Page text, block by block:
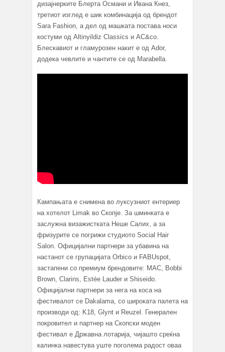
дизајнерките Блерта Османи и Ивана Кнез,
третиот изглед е шик комбинација од брендот
Sara Fashion, а дел од машката постава носи
костуми од Altinyildiz Classics и AC&co.
Блескавиот и гламурозен накит е од Ador,
додека чевлите и чантите се од Marabella.
Кампањата е снимена во луксузниот ентериер
на хотелот Limak во Скопје. За шминката е
заслужна визажистката Неше Салих, а за
фризурите се погрижи студиото Social Hair
Salon. Официјални партнери за убавина на
настанот се групацијата Orbico и FABUspot,
застапени со премиум брендовите: MAC, Bоbbi
Brown, Clarins, Estée Lauder и Shiseido.
Официјални партнери за нега на коса на
фестивалот се Dakalama, со широката палета на
производи од: K18, Glynt и Reuzel. Генерален
покровител и партнер на Скопски моден
фестивал е Државна лотарија, чијашто среќна
калинка навестува уште поголема радост оваа